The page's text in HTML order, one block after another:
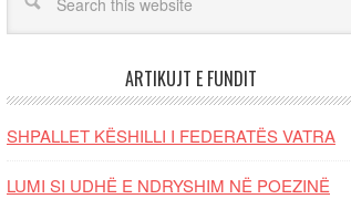
ARTIKUJT E FUNDIT
SHPALLET KËSHILLI I FEDERATËS VATRA
LUMI SI UDHË E NDRYSHIM NË POEZINË